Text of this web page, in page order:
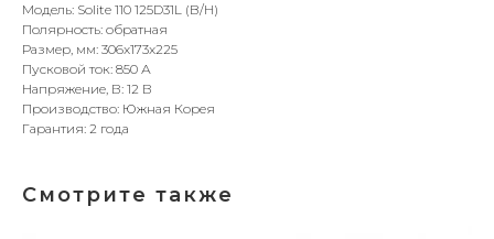
Модель: Solite 110 125D31L (B/H)
Полярность: обратная
Размер, мм: 306x173x225
Пусковой ток: 850 А
Напряжение, В: 12 В
Производство: Южная Корея
Гарантия: 2 года
Смотрите также